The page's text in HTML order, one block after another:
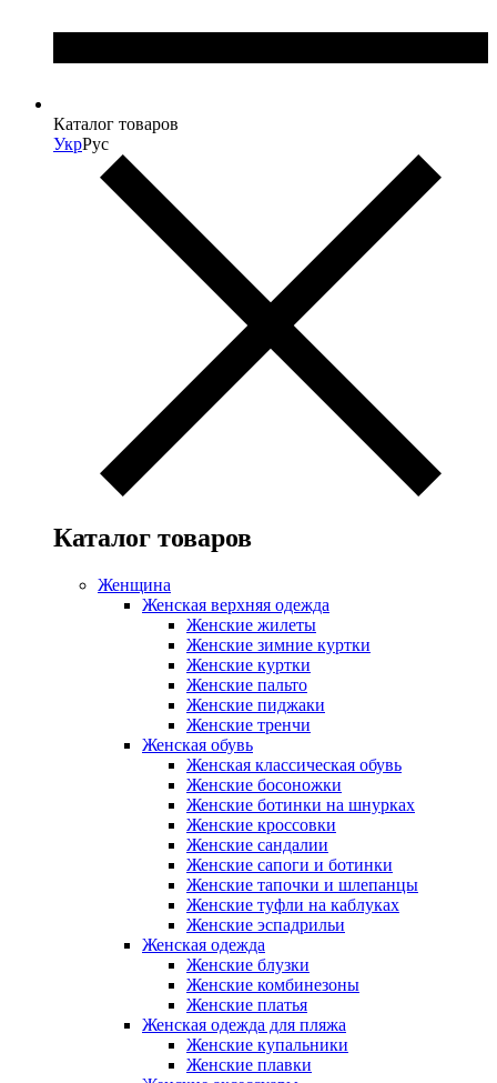
Каталог товаров
УкрРус
Каталог товаров
Женщина
Женская верхняя одежда
Женские жилеты
Женские зимние куртки
Женские куртки
Женские пальто
Женские пиджаки
Женские тренчи
Женская обувь
Женская классическая обувь
Женские босоножки
Женские ботинки на шнурках
Женские кроссовки
Женские сандалии
Женские сапоги и ботинки
Женские тапочки и шлепанцы
Женские туфли на каблуках
Женские эспадрильи
Женская одежда
Женские блузки
Женские комбинезоны
Женские платья
Женская одежда для пляжа
Женские купальники
Женские плавки